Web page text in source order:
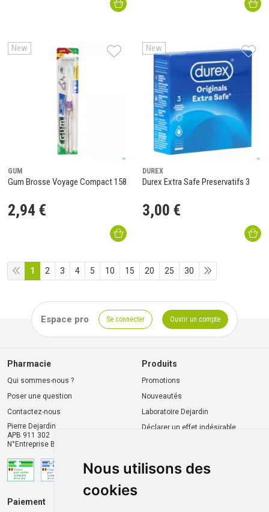
Nous utilisons des
cookies
New
GUM
Gum Brosse Voyage Compact 158
2,94 €
New
DUREX
Durex Extra Safe Preservatifs 3
3,00 €
1 2 3 4 5 10 15 20 25 30
Espace pro Se connecter Ouvrir un compte
Pharmacie
Qui sommes-nous ?
Poser une question
Contactez-nous
Pierre Dejardin
APB 911 302
N°Entreprise BE0446.901.764
Produits
Promotions
Nouveautés
Laboratoire Dejardin
Déclarer un effet indésirable
Paiement